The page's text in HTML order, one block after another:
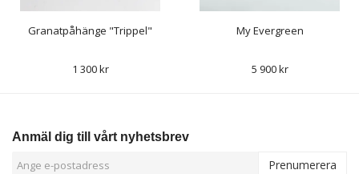
Granatpåhänge "Trippel"
1 300 kr
My Evergreen
5 900 kr
Anmäl dig till vårt nyhetsbrev
Prenumerera